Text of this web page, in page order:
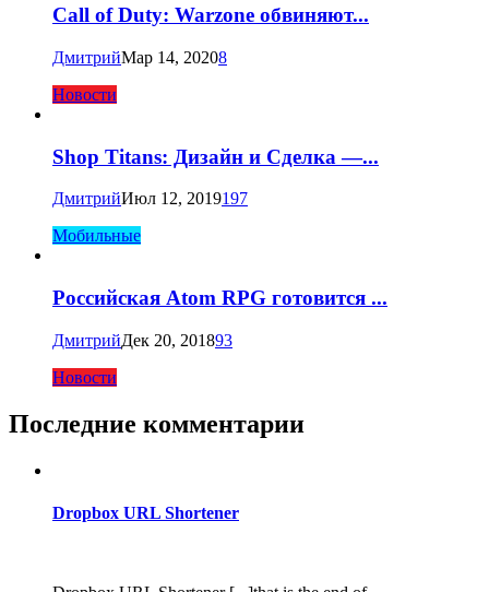
Call of Duty: Warzone обвиняют...
ДмитрийМар 14, 20208
Новости
Shop Titans: Дизайн и Сделка —...
ДмитрийИюл 12, 2019197
Мобильные
Российская Atom RPG готовится ...
ДмитрийДек 20, 201893
Новости
Последние комментарии
Dropbox URL Shortener